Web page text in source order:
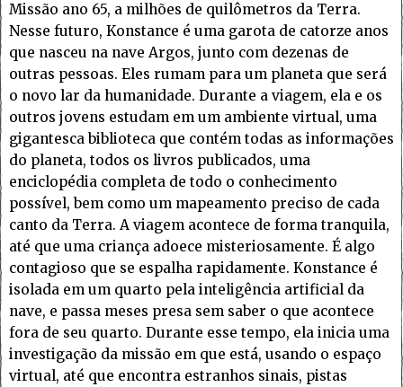
Missão ano 65, a milhões de quilômetros da Terra.
Nesse futuro, Konstance é uma garota de catorze anos
que nasceu na nave Argos, junto com dezenas de
outras pessoas. Eles rumam para um planeta que será
o novo lar da humanidade. Durante a viagem, ela e os
outros jovens estudam em um ambiente virtual, uma
gigantesca biblioteca que contém todas as informações
do planeta, todos os livros publicados, uma
enciclopédia completa de todo o conhecimento
possível, bem como um mapeamento preciso de cada
canto da Terra. A viagem acontece de forma tranquila,
até que uma criança adoece misteriosamente. É algo
contagioso que se espalha rapidamente. Konstance é
isolada em um quarto pela inteligência artificial da
nave, e passa meses presa sem saber o que acontece
fora de seu quarto. Durante esse tempo, ela inicia uma
investigação da missão em que está, usando o espaço
virtual, até que encontra estranhos sinais, pistas